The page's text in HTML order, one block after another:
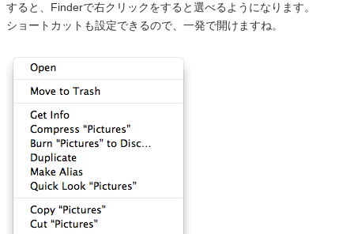
すると、Finderで右クリックをすると選べるようになります。
ショートカットも設定できるので、一発で開けますね。